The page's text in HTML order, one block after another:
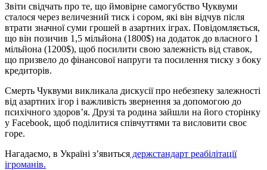
Звіти свідчать про те, що ймовірне самогубство Чуквуми
сталося через величезний тиск і сором, які він відчув після
втрати значної суми грошей в азартних іграх. Повідомляється,
що він позичив 1,5 мільйона (1800$) на додаток до власного 1
мільйона (1200$), щоб посилити свою залежність від ставок,
що призвело до фінансової напруги та посилення тиску з боку
кредиторів.
Смерть Чуквуми викликала дискусії про небезпеку залежності
від азартних ігор і важливість звернення за допомогою до
психічного здоров’я. Друзі та родина зайшли на його сторінку
у Facebook, щоб поділитися співчуттями та висловити своє
горе.
Нагадаємо, в Україні з’явиться держстандарт реабілітації
ігроманів.